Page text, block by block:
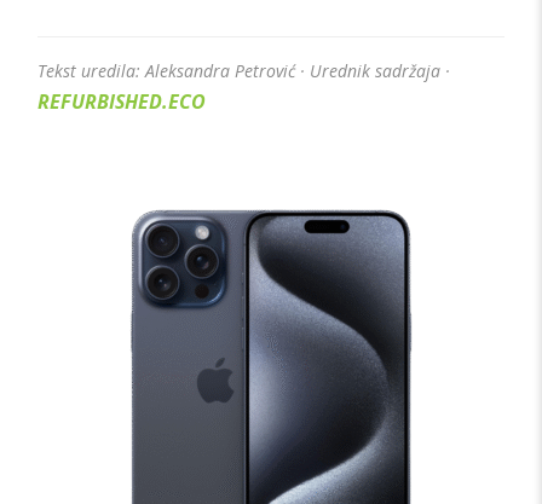
Tekst uredila: Aleksandra Petrović · Urednik sadržaja ·
REFURBISHED.ECO